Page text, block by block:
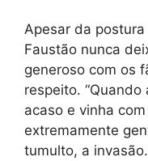
Apesar da
Faustão nunca
generoso com os
respeito.
acaso e vinha
extremamente
tumulto, a